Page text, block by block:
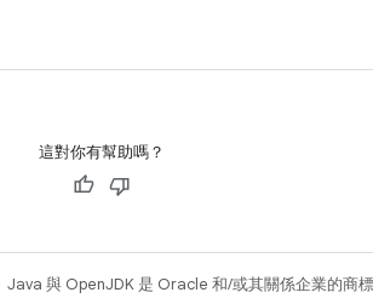
這對你有幫助嗎？
Java 與 OpenJDK 是 Oracle 和/或其關係企業的商標